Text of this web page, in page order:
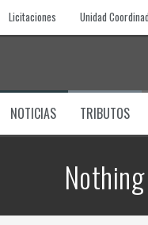
Licitaciones Unidad
NOTICIAS TRIBUTOS